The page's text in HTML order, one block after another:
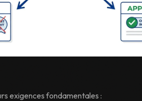
exigences fondamentales :